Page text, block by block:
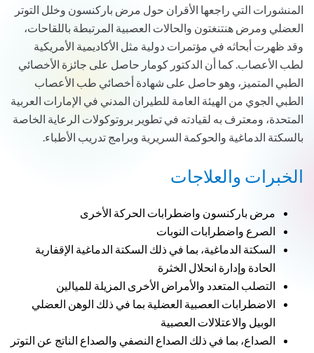
المنشورات التي راجعها الأقران حول مرض باركنسون وخلل التوتر
العضلي ومرض هنتنغتون والحالات العصبية المرتبطة باللقاحات،
وقد ظهرت أبحاثه في مؤتمرات دولية مثل الأكاديمية الأمريكية
لطب الأعصاب. كما أن الدكتور كومار حاصل على جائزة الأخصائي
الطبي المتميز، وهو حاصل على شهادة أخصائي طب الأعصاب
الطبي الجوي من الهيئة العامة للطيران المدني في الإمارات العربية
المتحدة، ومعترف به لقيادته في تطوير بروتوكولات الرعاية الخاصة
بالسكتة الدماغية والحوكمة السريرية وبرامج تدريب الأطباء.
الخبرات والعلاجات
مرض باركنسون واضطرابات الحركة الأخرى
الصرع واضطرابات النوبات
السكتة الدماغية، بما في ذلك السكتة الدماغية الإقفارية
الحادة وإدارة انحلال الخثرة
التصلب المتعدد والأمراض الأخرى المزيلة للميالين
الاضطرابات العصبية العضلية بما في ذلك الوهن العضلي
الوبيل والاعتلالات العصبية
الصداع، بما في ذلك الصداع النصفي والصداع الناتج عن التوتر